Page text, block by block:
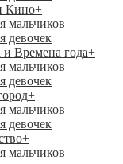
Кино+
мальчиков
девочек
Времена года+
мальчиков
девочек
+
мальчиков
девочек
+
мальчиков